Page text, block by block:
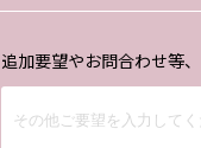
追加要望やお問合わせ等